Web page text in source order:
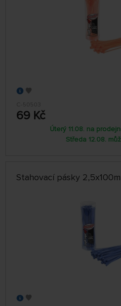
C-50503
69 Kč
Úterý 11.08. na
Středa 12.08.
Stahovací pásky